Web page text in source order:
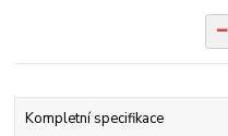
Kompletní specifikace